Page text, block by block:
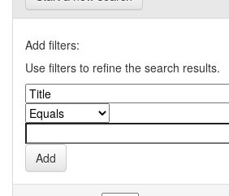
Add filters:
Use filters to refine the search results.